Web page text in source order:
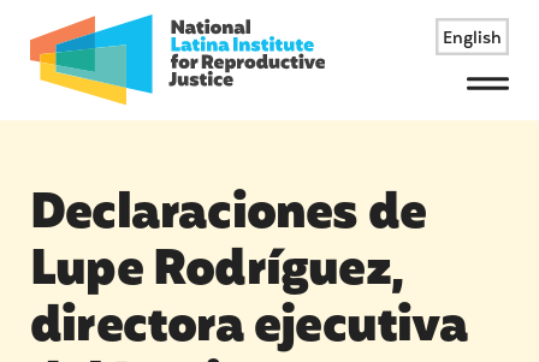
English
Menu
Declaraciones de
Lupe Rodríguez,
directora ejecutiva